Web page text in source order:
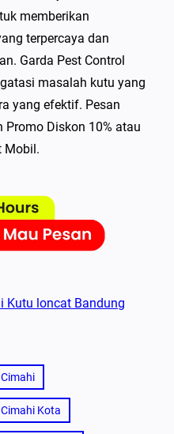
memberikan
terpercaya dan
Garda Pest Control
masalah kutu yang
yang efektif. Pesan
Diskon 10% atau
Mobil.
Kutu loncat Bandung
Kota